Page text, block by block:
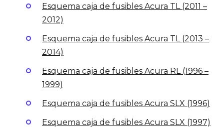
Esquema caja de fusibles Acura TL (2011 –
2012)
Esquema caja de fusibles Acura TL (2013 –
2014)
Esquema caja de fusibles Acura RL (1996 –
1999)
Esquema caja de fusibles Acura SLX (1996)
Esquema caja de fusibles Acura SLX (1997)